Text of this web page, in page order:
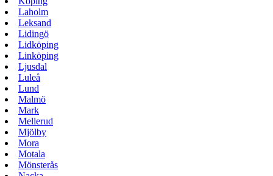
Laholm
Leksand
Lidingö
Lidköping
Linköping
Ljusdal
Luleå
Lund
Malmö
Mark
Mellerud
Mjölby
Mora
Motala
Mönsterås